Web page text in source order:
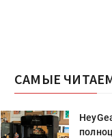
САМЫЕ